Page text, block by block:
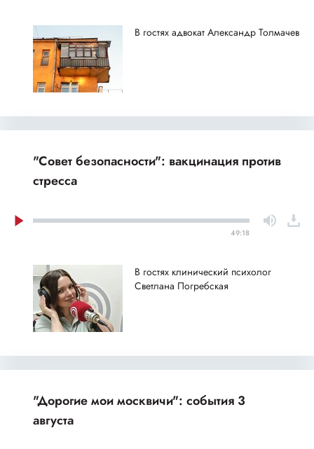
В гостях адвокат Александр Толмачев
"Совет безопасности": вакцинация против
стресса
49:18
В гостях клинический психолог
Светлана Погребская
"Дорогие мои москвичи": события 3
августа